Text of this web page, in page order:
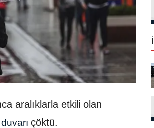
aralıklarla etkili olan
çöktü.